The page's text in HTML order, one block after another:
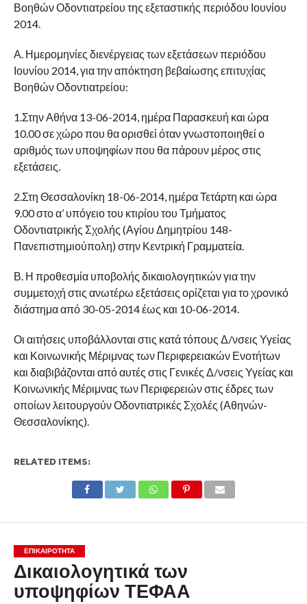
Βοηθών Οδοντιατρείου της εξεταστικής περιόδου Ιουνίου
2014.
Α. Ημερομηνίες διενέργειας των εξετάσεων περιόδου
Ιουνίου 2014, για την απόκτηση βεβαίωσης επιτυχίας
Βοηθών Οδοντιατρείου:
1.Στην Αθήνα 13-06-2014, ημέρα Παρασκευή και ώρα
10.00 σε χώρο που θα ορισθεί όταν γνωστοποιηθεί ο
αριθμός των υποψηφίων που θα πάρουν μέρος στις
εξετάσεις.
2.Στη Θεσσαλονίκη 18-06-2014, ημέρα Τετάρτη και ώρα
9.00 στο α’ υπόγειο του κτιρίου του Τμήματος
Οδοντιατρικής Σχολής (Αγίου Δημητρίου 148-
Πανεπιστημιούπολη) στην Κεντρική Γραμματεία.
Β. Η προθεσμία υποβολής δικαιολογητικών για την
συμμετοχή στις ανωτέρω εξετάσεις ορίζεται για το χρονικό
διάστημα από 30-05-2014 έως και 10-06-2014.
Οι αιτήσεις υποβάλλονται στις κατά τόπους Δ/νσεις Υγείας
και Κοινωνικής Μέριμνας των Περιφερειακών Ενοτήτων
και διαβιβάζονται από αυτές στις Γενικές Δ/νσεις Υγείας και
Κοινωνικής Μέριμνας των Περιφερειών στις έδρες των
οποίων λειτουργούν Οδοντιατρικές Σχολές (Αθηνών-
Θεσσαλονίκης).
RELATED ITEMS:
ΕΠΙΚΑΙΡΟΤΗΤΑ
Δικαιολογητικά των
υποψηφίων ΤΕΦΑΑ